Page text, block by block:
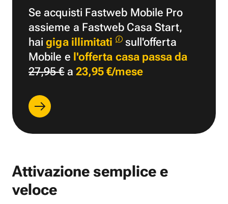
Se acquisti Fastweb Mobile Pro
assieme a Fastweb Casa Start,
haigiga illimitati
sull'offerta
Mobile e l'offerta casa passa da
27,95 €a 23,95 €/mese
Attivazione semplice e
veloce